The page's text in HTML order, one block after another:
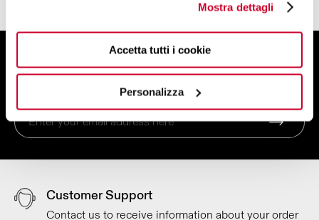
Mostra dettagli
Accetta tutti i cookie
Personalizza
SIGN UP FOR THE NEWSLETTER
And get 10% off your order
Customer Support
Contact us to receive information about your order